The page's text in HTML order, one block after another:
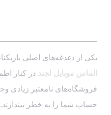
یکی از دغدغه‌های اصلی
الماس موبایل لجند در کنار
فروشگاه‌های نامعتبر زیادی
حساب شما را به خطر بیندازند.